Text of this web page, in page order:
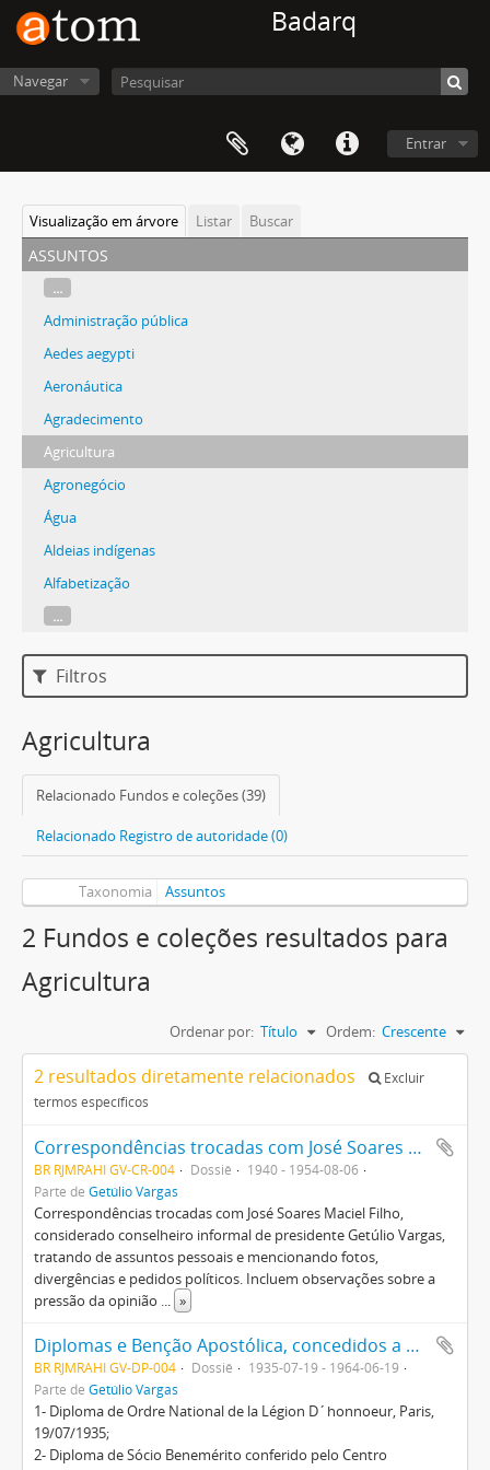
Badarq
Navegar
Entrar
Visualização em árvore Listar Buscar
assuntos
...
Administração pública
Aedes aegypti
Aeronáutica
Agradecimento
Agricultura
Agronegócio
Água
Aldeias indígenas
Alfabetização
...
Filtros
Agricultura
Relacionado Fundos e coleções (39)
Relacionado Registro de autoridade (0)
Taxonomia Assuntos
2 Fundos e coleções resultados para
Agricultura
Ordenar por: Título Ordem: Crescente
2 resultados diretamente relacionados
Excluir
termos específicos
Correspondências trocadas com José Soares Maciel Filho tratando de assuntos pessoais e mencionando fotos, divergências e pedidos políticos
BR RJMRAHI GV-CR-004 Dossiê
1940 - 1954-08-06
Parte de Getúlio Vargas
Correspondências trocadas com José Soares Maciel Filho,
considerado conselheiro informal de presidente Getúlio Vargas,
tratando de assuntos pessoais e mencionando fotos,
divergências e pedidos políticos. Incluem observações sobre a
pressão da opinião ... »
Diplomas e Benção Apostólica, concedidos a Getúlio Vargas, Darcy Vargas e Getúlio Vargas Filho, entre outros
BR RJMRAHI GV-DP-004 Dossiê
1935-07-19 - 1964-06-19
Parte de Getúlio Vargas
1- Diploma de Ordre National de la Légion D´honnoeur, Paris,
19/07/1935;
2- Diploma de Sócio Benemérito conferido pelo Centro